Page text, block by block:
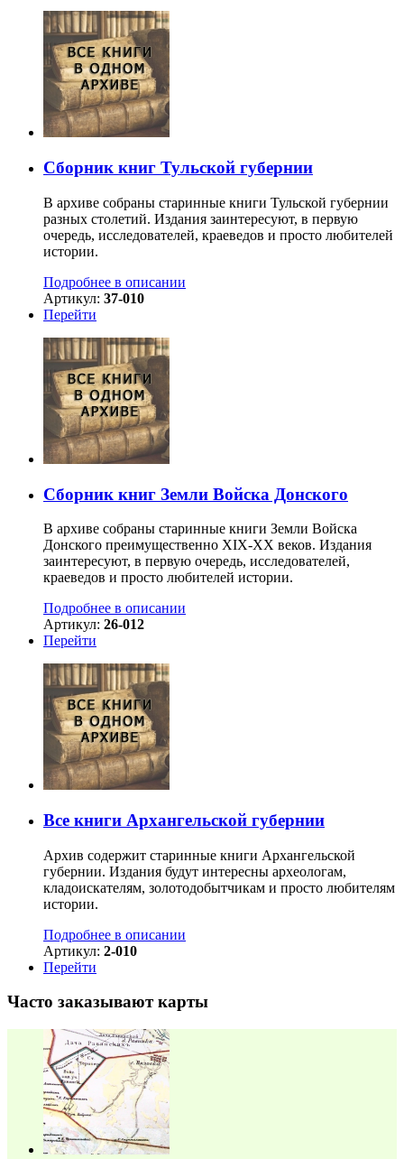
Сборник книг Тульской губернии
В архиве собраны старинные книги Тульской губернии
разных столетий. Издания заинтересуют, в первую
очередь, исследователей, краеведов и просто любителей
истории.
Подробнее в описании
Артикул: 37-010
Перейти
Сборник книг Земли Войска Донского
В архиве собраны старинные книги Земли Войска
Донского преимущественно XIX-ХХ веков. Издания
заинтересуют, в первую очередь, исследователей,
краеведов и просто любителей истории.
Подробнее в описании
Артикул: 26-012
Перейти
Все книги Архангельской губернии
Архив содержит старинные книги Архангельской
губернии. Издания будут интересны археологам,
кладоискателям, золотодобытчикам и просто любителям
истории.
Подробнее в описании
Артикул: 2-010
Перейти
Часто заказывают карты